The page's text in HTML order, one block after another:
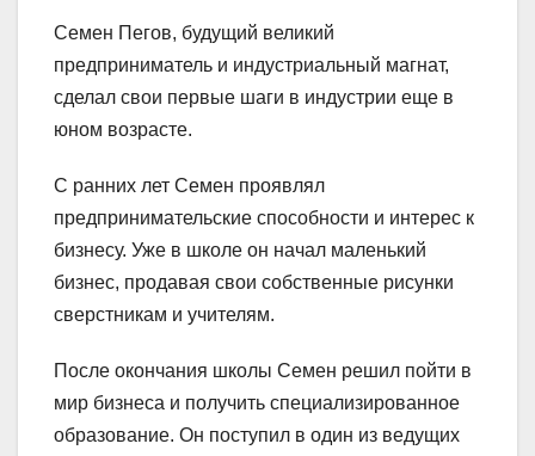
Семен Пегов, будущий великий
предприниматель и индустриальный магнат,
сделал свои первые шаги в индустрии еще в
юном возрасте.
С ранних лет Семен проявлял
предпринимательские способности и интерес к
бизнесу. Уже в школе он начал маленький
бизнес, продавая свои собственные рисунки
сверстникам и учителям.
После окончания школы Семен решил пойти в
мир бизнеса и получить специализированное
образование. Он поступил в один из ведущих